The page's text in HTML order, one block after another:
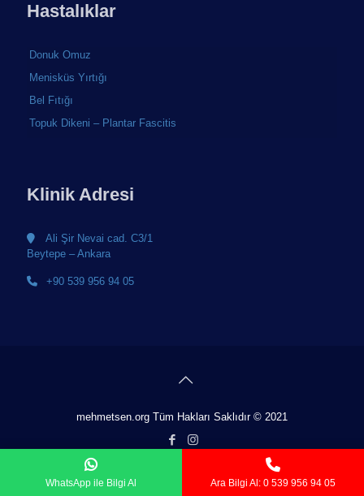
Hastalıklar
Donuk Omuz
Menisküs Yırtığı
Bel Fıtığı
Topuk Dikeni – Plantar Fascitis
Klinik Adresi
Ali Şir Nevai cad. C3/1
Beytepe – Ankara
+90 539 956 94 05
mehmetsen.org Tüm Hakları Saklıdır © 2021
WhatsApp ile Bilgi Al Ara Bilgi Al: 0 539 956 94 05